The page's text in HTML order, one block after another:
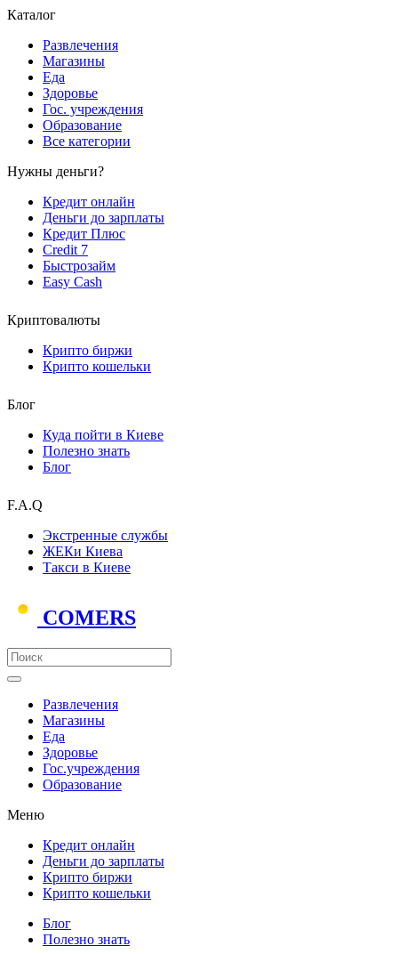
Каталог
Развлечения
Магазины
Еда
Здоровье
Гос. учреждения
Образование
Все категории
Нужны деньги?
Кредит онлайн
Деньги до зарплаты
Кредит Плюс
Credit 7
Быстрозайм
Easy Cash
Криптовалюты
Крипто биржи
Крипто кошельки
Блог
Куда пойти в Киеве
Полезно знать
Блог
F.A.Q
Экстренные службы
ЖЕКи Киева
Такси в Киеве
COMERS
Развлечения
Магазины
Еда
Здоровье
Гос.учреждения
Образование
Меню
Кредит онлайн
Деньги до зарплаты
Крипто биржи
Крипто кошельки
Блог
Полезно знать